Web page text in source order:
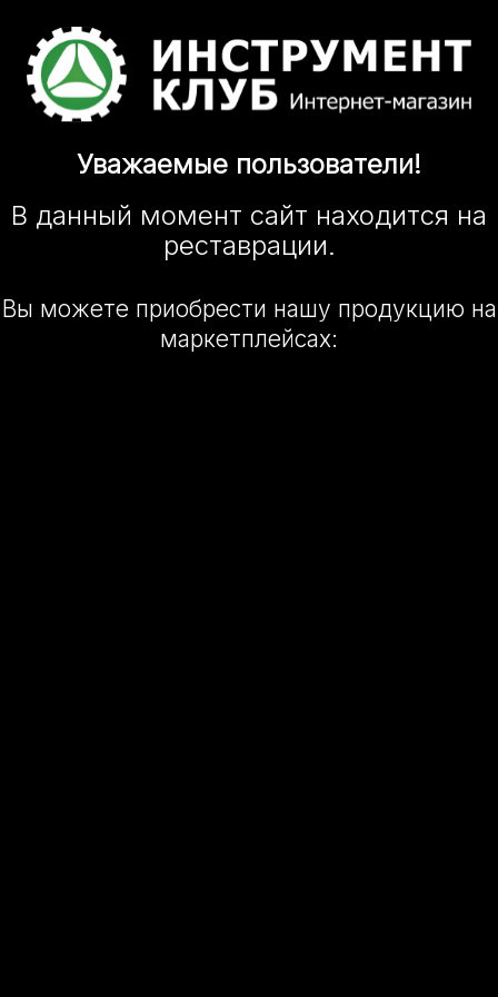
Уважаемые пользователи!
В данный момент сайт находится на
реставрации.
Вы можете приобрести нашу продукцию на
маркетплейсах: